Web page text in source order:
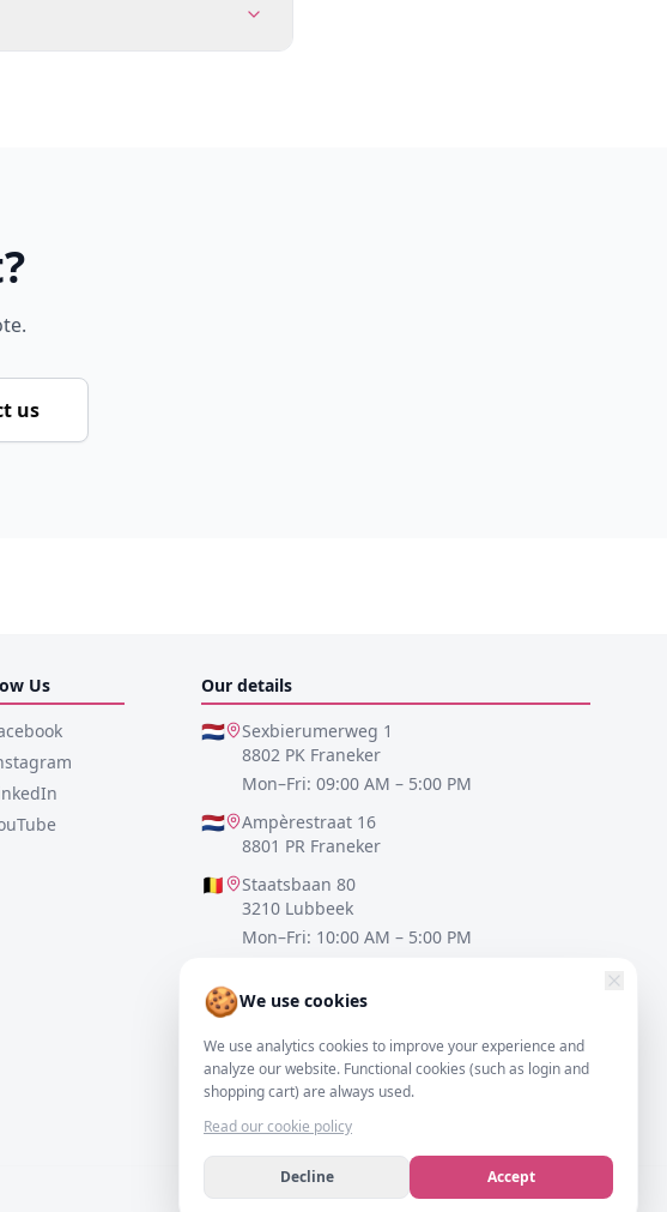
us
🍪We use cookies
We use analytics cookies to improve your experience and
analyze our website. Functional cookies (such as login and
shopping cart) are always used.
Read our cookie policy
Decline Accept
Us
Our details
🇳🇱
Sexbierumerweg 1
8802 PK Franeker
Mon–Fri: 09:00 AM – 5:00 PM
🇳🇱
Ampèrestraat 16
8801 PR Franeker
🇧🇪
Staatsbaan 80
3210 Lubbeek
Mon–Fri: 10:00 AM – 5:00 PM
30161 Hannover
0517-700521